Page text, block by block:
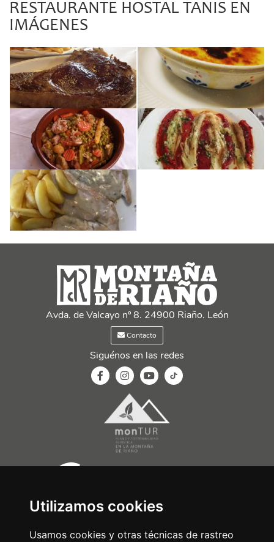
Utilizamos cookies
Usamos cookies y otras técnicas de rastreo
RESTAURANTE HOSTAL TANIS EN
IMÁGENES
Avda. de Valcayo nº 8. 24900 Riaño. León
Contacto
Siguénos en las redes